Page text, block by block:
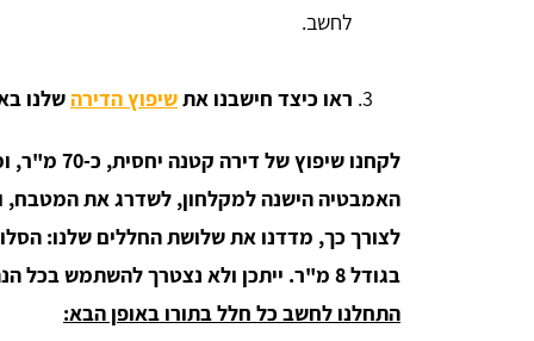
לחשב.
ראו כיצד חישבנו אתשיפוץ הדירהשלנו
לקחנו
האמבטיה הישנה למקלחון, לשדרג את המטבח,
בגודל 8 מ"ר. ייתכן ולא נצטרך להשתמש בכל הנתונים, אבל זו הדרך הטובה ביותר להתחיל.
התחלנו לחשב כל חלל בתורו באופן הבא: